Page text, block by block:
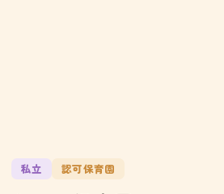
私立 認可保育園